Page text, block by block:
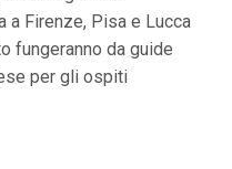
a Firenze, Pisa e Lucca
fungeranno da guide
per gli ospiti